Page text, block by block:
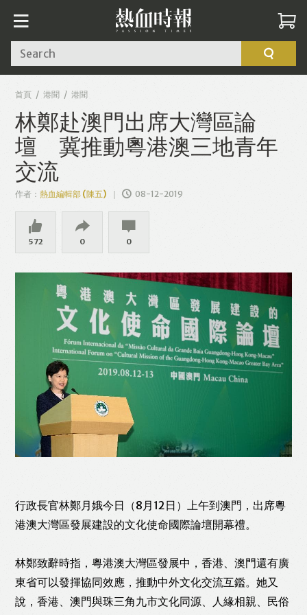
Like Facebook
WhatsApp Email Print
Search
首頁 港聞 港聞
林鄭赴澳門出席大灣區論
壇 冀推動粵港澳三地青年
交流
作者：熱血編輯部 (陳五) 08-12-2019
572 0 0
行政長官林鄭月娥今日（8月12日）上午到澳門，出席粵
港澳大灣區發展建設的文化使命國際論壇開幕禮。
林鄭致辭時指，粵港澳大灣區發展中，香港、澳門還有廣
東省可以發揮協同效應，推動中外文化交流互鑑。她又
說，香港、澳門與珠三角九市文化同源、人緣相親、民俗